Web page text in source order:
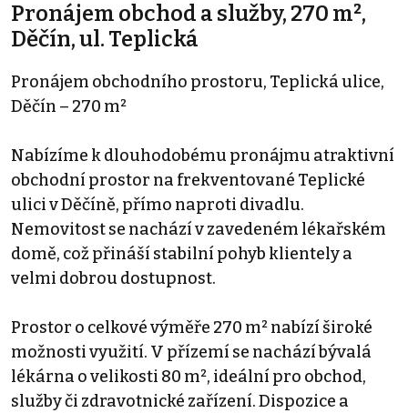
Pronájem obchod a služby, 270 m²,
Děčín, ul. Teplická
Pronájem obchodního prostoru, Teplická ulice,
Děčín – 270 m²
Nabízíme k dlouhodobému pronájmu atraktivní
obchodní prostor na frekventované Teplické
ulici v Děčíně, přímo naproti divadlu.
Nemovitost se nachází v zavedeném lékařském
domě, což přináší stabilní pohyb klientely a
velmi dobrou dostupnost.
Prostor o celkové výměře 270 m² nabízí široké
možnosti využití. V přízemí se nachází bývalá
lékárna o velikosti 80 m², ideální pro obchod,
služby či zdravotnické zařízení. Dispozice a